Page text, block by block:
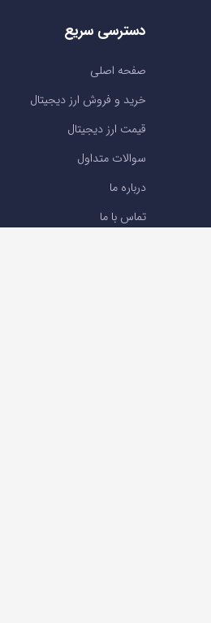
دسترسی سریع
صفحه اصلی
خرید و فروش ارز دیجیتال
قیمت ارز دیجیتال
سوالات متداول
درباره ما
تماس با ما